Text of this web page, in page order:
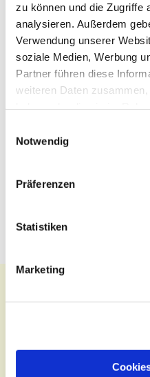
zu können und die Zugriffe
analysieren. Außerdem
Verwendung unserer
soziale Medien, Werbung
Partner führen diese
weiteren Daten
Notwendig
Präferenzen
Statistiken
Marketing